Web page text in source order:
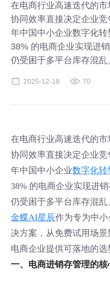
在电商行业高速迭代的
协同效率直接决定企业
年中国中小企业数字化
38% 的电商企业实现进
仍受困于多平台库存混乱
2025-12-18 70
在电商行业高速迭代的
协同效率直接决定企业
年中国中小企业数字化转
38% 的电商企业实现进
仍受困于多平台库存混乱
金蝶AI星辰作为专为中
决方案，从免费试用场
电商企业提供可落地的选
一、电商进销存管理的